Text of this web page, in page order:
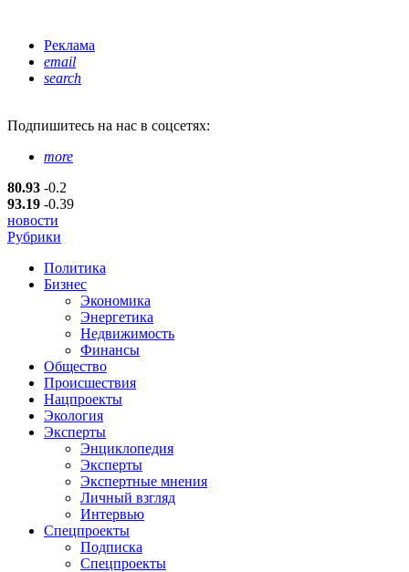
Реклама
email
search
Подпишитесь на нас в соцсетях:
more
80.93 -0.2
93.19 -0.39
новости
Рубрики
Политика
Бизнес
Экономика
Энергетика
Недвижимость
Финансы
Общество
Происшествия
Нацпроекты
Экология
Эксперты
Энциклопедия
Эксперты
Экспертные мнения
Личный взгляд
Интервью
Спецпроекты
Подписка
Спецпроекты